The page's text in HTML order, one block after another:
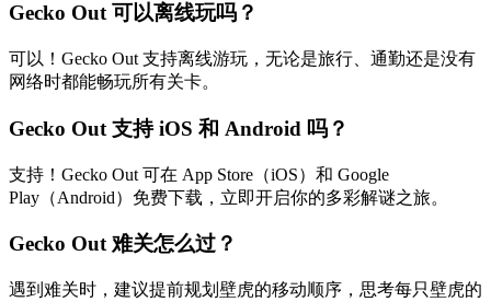
Gecko Out 可以离线玩吗？
可以！Gecko Out 支持离线游玩，无论是旅行、通勤还是没有
网络时都能畅玩所有关卡。
Gecko Out 支持 iOS 和 Android 吗？
支持！Gecko Out 可在 App Store（iOS）和 Google
Play（Android）免费下载，立即开启你的多彩解谜之旅。
Gecko Out 难关怎么过？
遇到难关时，建议提前规划壁虎的移动顺序，思考每只壁虎的